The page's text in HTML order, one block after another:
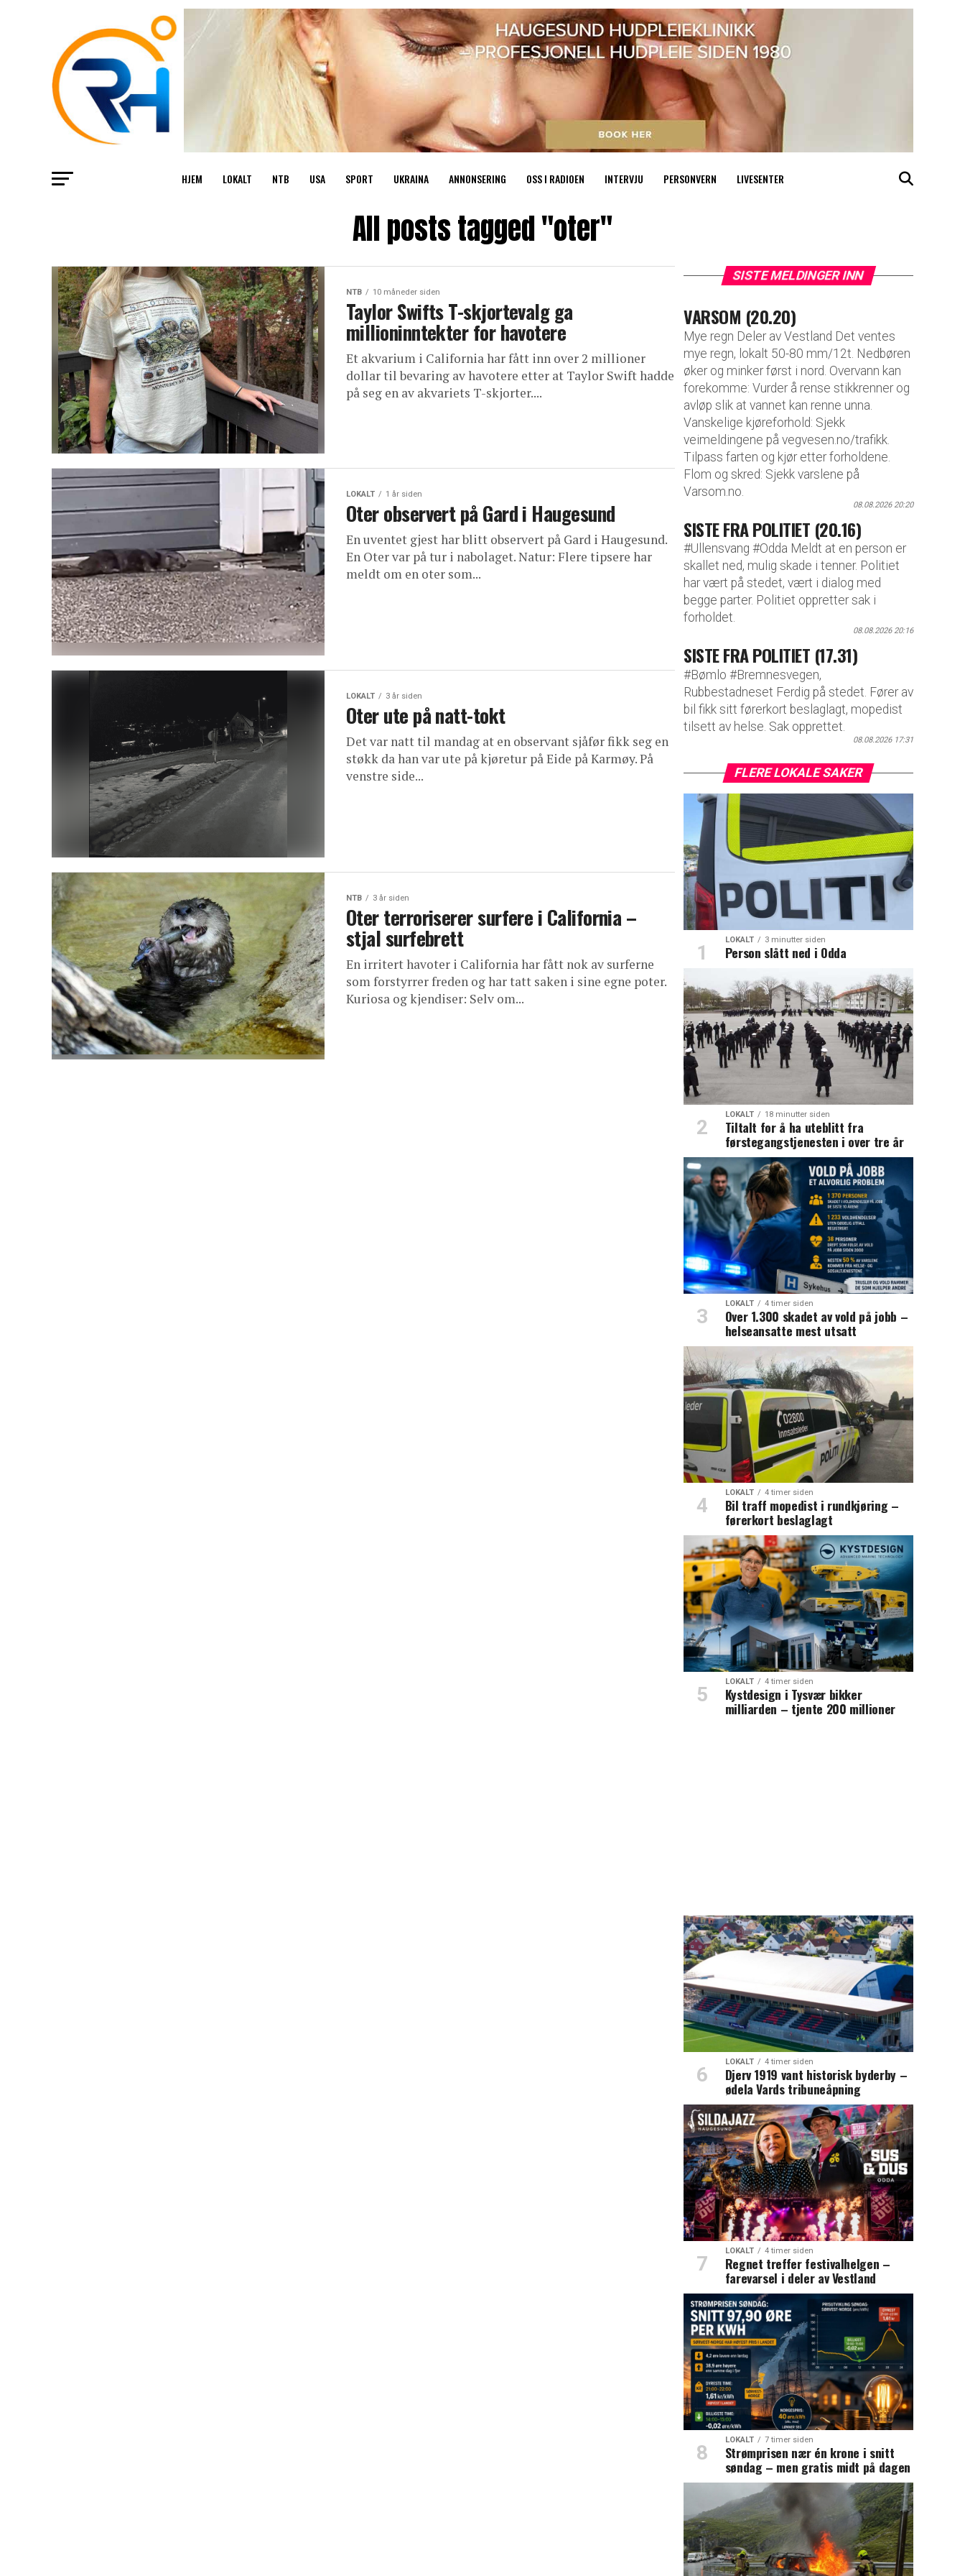
HJEM LOKALT NTB USA SPORT UKRAINA ANNONSERING OSS I RADIOEN INTERVJU PERSONVERN LIVESENTER
All posts tagged "oter"
NTB 10 måneder siden
Taylor Swifts T-skjortevalg ga
millioninntekter for havotere
Et akvarium i California har fått inn over 2 millioner
dollar til bevaring av havotere etter at Taylor Swift hadde
på seg en av akvariets T-skjorter....
LOKALT 1 år siden
Oter observert på Gard i Haugesund
En uventet gjest har blitt observert på Gard i Haugesund.
En Oter var på tur i nabolaget. Natur: Flere tipsere har
meldt om en oter som...
LOKALT 3 år siden
Oter ute på natt-tokt
Det var natt til mandag at en observant sjåfør fikk seg en
støkk da han var ute på kjøretur på Eide på Karmøy. På
venstre side...
NTB 3 år siden
Oter terroriserer surfere i California –
stjal surfebrett
En irritert havoter i California har fått nok av surferne
som forstyrrer freden og har tatt saken i sine egne poter.
Kuriosa og kjendiser: Selv om...
SISTE MELDINGER INN
VARSOM (20.20)
Mye regn Deler av Vestland Det ventes
mye regn, lokalt 50-80 mm/12t. Nedbøren
øker og minker først i nord. Overvann kan
forekomme: Vurder å rense stikkrenner og
avløp slik at vannet kan renne unna.
Vanskelige kjøreforhold: Sjekk
veimeldingene på vegvesen.no/trafikk.
Tilpass farten og kjør etter forholdene.
Flom og skred: Sjekk varslene på
Varsom.no.
08.08.2026 20:20
SISTE FRA POLITIET (20.16)
#Ullensvang #Odda Meldt at en person er
skallet ned, mulig skade i tenner. Politiet
har vært på stedet, vært i dialog med
begge parter. Politiet oppretter sak i
forholdet.
08.08.2026 20:16
SISTE FRA POLITIET (17.31)
#Bømlo #Bremnesvegen,
Rubbestadneset Ferdig på stedet. Fører av
bil fikk sitt førerkort beslaglagt, mopedist
tilsett av helse. Sak opprettet.
08.08.2026 17:31
FLERE LOKALE SAKER
LOKALT 3 minutter siden
Person slått ned i Odda
LOKALT 18 minutter siden
Tiltalt for å ha uteblitt fra
førstegangstjenesten i over tre år
LOKALT 4 timer siden
Over 1.300 skadet av vold på jobb –
helseansatte mest utsatt
LOKALT 4 timer siden
Bil traff mopedist i rundkjøring –
førerkort beslaglagt
LOKALT 4 timer siden
Kystdesign i Tysvær bikker
milliarden – tjente 200 millioner
LOKALT 4 timer siden
Djerv 1919 vant historisk byderby –
ødela Vards tribuneåpning
LOKALT 4 timer siden
Regnet treffer festivalhelgen –
farevarsel i deler av Vestland
LOKALT 7 timer siden
Strømprisen nær én krone i snitt
søndag – men gratis midt på dagen